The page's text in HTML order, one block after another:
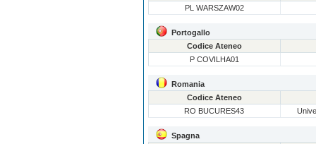
PL WARSZAW02
Portogallo
Codice Ateneo
P COVILHA01
Romania
Codice Ateneo
RO BUCURES43
Spagna